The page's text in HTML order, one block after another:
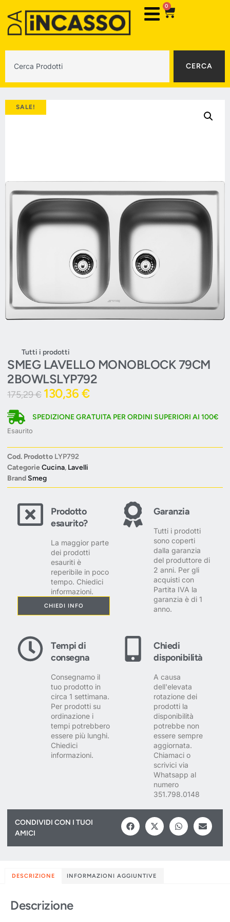
0
CERCA
SALE!
Tutti i prodotti
SMEG LAVELLO MONOBLOCK 79CM
2BOWLSLYP792
175,29€ 130,36 €
SPEDIZIONE GRATUITA PER ORDINI SUPERIORI AI 100€
Esaurito
Cod. Prodotto LYP792
CategorieCucina, Lavelli
BrandSmeg
Prodotto
esaurito?
La maggior parte
dei prodotti
esauriti è
reperibile in poco
tempo. Chiedici
informazioni.
CHIEDI INFO
Garanzia
Tutti i prodotti
sono coperti
dalla garanzia
del produttore di
2 anni. Per gli
acquisti con
Partita IVA la
garanzia è di 1
anno.
Tempi di
consegna
Consegnamo il
tuo prodotto in
circa 1 settimana.
Per prodotti su
ordinazione i
tempi potrebbero
essere più lunghi.
Chiedici
informazioni.
Chiedi
disponibilità
A causa
dell'elevata
rotazione dei
prodotti la
disponibilità
potrebbe non
essere sempre
aggiornata.
Chiamaci o
scrivici via
Whatsapp al
numero
351.798.0148
CONDIVIDI CON I TUOI
AMICI
DESCRIZIONE INFORMAZIONI AGGIUNTIVE
Descrizione